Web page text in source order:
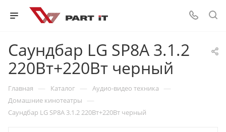
Саундбар LG SP8A 3.1.2
220Вт+220Вт черный
Главная — Каталог — Аудио-видео техника —
Домашние кинотеатры —
Саундбар LG SP8A 3.1.2 220Вт+220Вт черный